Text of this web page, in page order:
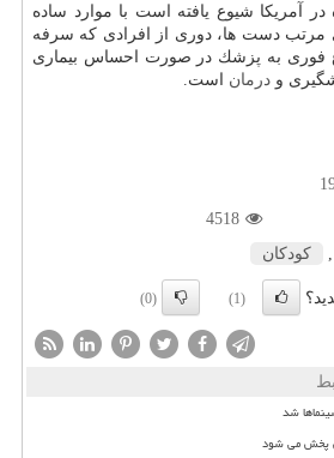
آمریكا شیوع یافته است با موارد ساده
دست ها، دوری از افرادی كه سرفه
فوری به پزشك در صورت احساس بیماری
و درمان است.
4518
, كودكان
(1)
(0)
شد
پخش می شود